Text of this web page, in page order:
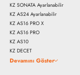
KZ SONATA Ayarlanabilir
KZ AS24 Ayarlanabilir
KZ AS16 PRO X
KZ AS16 PRO
KZ AS10
KZ DECET
Devamını Göster